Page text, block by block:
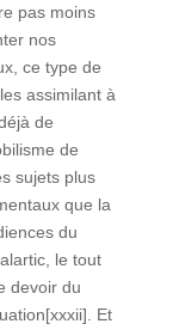
pas moins
nos
ce type de
assimilant à
de
de
sujets plus
que la
du
le tout
devoir du
Et